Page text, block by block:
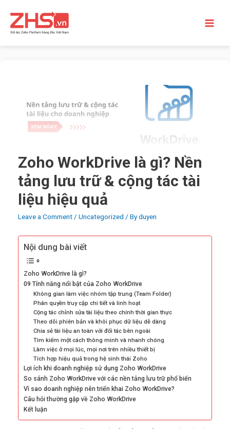
content
Zoho WorkDrive là gì? Nền
tảng lưu trữ & cộng tác tài
liệu hiệu quả
Leave a Comment / Uncategorized / Byduyen
Nội dung bài viết
Zoho WorkDrive là gì?
09 Tính năng nổi bật của Zoho WorkDrive
Không gian làm việc nhóm tập trung (Team Folder)
Phân quyền truy cập chi tiết và linh hoạt
Cộng tác chỉnh sửa tài liệu theo chính thời gian thực
Theo dõi phiên bản và khôi phục dữ liệu dễ dàng
Chia sẻ tài liệu an toàn với đối tác bên ngoài
Tìm kiếm một cách thông minh và nhanh chóng
Làm việc ở mọi lúc, mọi nơi trên nhiều thiết bị
Tích hợp hiệu quả trong hệ sinh thái Zoho
Lợi ích khi doanh nghiệp sử dụng Zoho WorkDrive
So sánh Zoho WorkDrive với các nền tảng lưu trữ phổ biến
Vì sao doanh nghiệp nên triển khai Zoho WorkDrive?
Câu hỏi thường gặp về Zoho WorkDrive
Kết luận